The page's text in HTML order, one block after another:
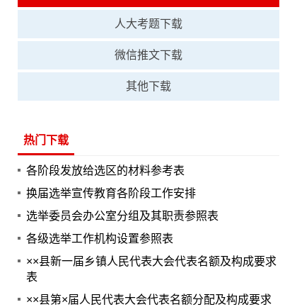
人大考题下载
微信推文下载
其他下载
热门下载
各阶段发放给选区的材料参考表
换届选举宣传教育各阶段工作安排
选举委员会办公室分组及其职责参照表
各级选举工作机构设置参照表
××县新一届乡镇人民代表大会代表名额及构成要求
表
××县第×届人民代表大会代表名额分配及构成要求